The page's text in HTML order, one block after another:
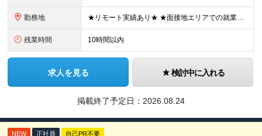
勤務地 ★リモート実績あり★ ★面接地エリアでの就業率92％以上！ 『地元で働きたい』という希望に、業界トップクラス約7,000件の取引事業所数、90,000件以上のプロジェクトから検討をいたします。 全
残業時間 10時間以内
求人を見る 検討中に入れる
掲載終了予定日： 2026.08.24
NEW 正社員 自己PR不要